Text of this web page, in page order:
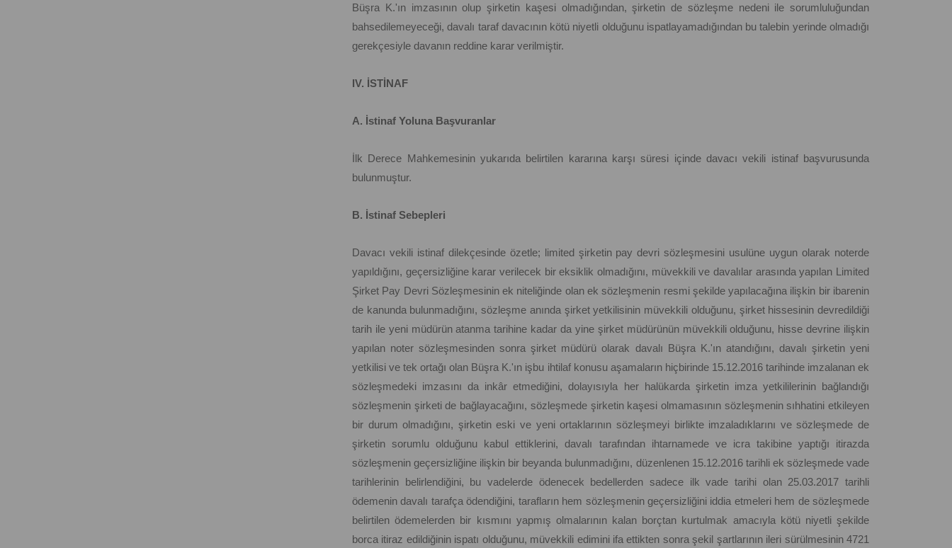
Büşra K.'ın imzasının olup şirketin kaşesi olmadığından, şirketin de sözleşme nedeni ile sorumluluğundan
bahsedilemeyeceği, davalı taraf davacının kötü niyetli olduğunu ispatlayamadığından bu talebin yerinde olmadığı
gerekçesiyle davanın reddine karar verilmiştir.
IV. İSTİNAF
A. İstinaf Yoluna Başvuranlar
İlk Derece Mahkemesinin yukarıda belirtilen kararına karşı süresi içinde davacı vekili istinaf başvurusunda
bulunmuştur.
B. İstinaf Sebepleri
Davacı vekili istinaf dilekçesinde özetle; limited şirketin pay devri sözleşmesini usulüne uygun olarak noterde
yapıldığını, geçersizliğine karar verilecek bir eksiklik olmadığını, müvekkili ve davalılar arasında yapılan Limited
Şirket Pay Devri Sözleşmesinin ek niteliğinde olan ek sözleşmenin resmi şekilde yapılacağına ilişkin bir ibarenin
de kanunda bulunmadığını, sözleşme anında şirket yetkilisinin müvekkili olduğunu, şirket hissesinin devredildiği
tarih ile yeni müdürün atanma tarihine kadar da yine şirket müdürünün müvekkili olduğunu, hisse devrine ilişkin
yapılan noter sözleşmesinden sonra şirket müdürü olarak davalı Büşra K.'ın atandığını, davalı şirketin yeni
yetkilisi ve tek ortağı olan Büşra K.'ın işbu ihtilaf konusu aşamaların hiçbirinde 15.12.2016 tarihinde imzalanan ek
sözleşmedeki imzasını da inkâr etmediğini, dolayısıyla her halükarda şirketin imza yetkililerinin bağlandığı
sözleşmenin şirketi de bağlayacağını, sözleşmede şirketin kaşesi olmamasının sözleşmenin sıhhatini etkileyen
bir durum olmadığını, şirketin eski ve yeni ortaklarının sözleşmeyi birlikte imzaladıklarını ve sözleşmede de
şirketin sorumlu olduğunu kabul ettiklerini, davalı tarafından ihtarnamede ve icra takibine yaptığı itirazda
sözleşmenin geçersizliğine ilişkin bir beyanda bulunmadığını, düzenlenen 15.12.2016 tarihli ek sözleşmede vade
tarihlerinin belirlendiğini, bu vadelerde ödenecek bedellerden sadece ilk vade tarihi olan 25.03.2017 tarihli
ödemenin davalı tarafça ödendiğini, tarafların hem sözleşmenin geçersizliğini iddia etmeleri hem de sözleşmede
belirtilen ödemelerden bir kısmını yapmış olmalarının kalan borçtan kurtulmak amacıyla kötü niyetli şekilde
borca itiraz edildiğinin ispatı olduğunu, müvekkili edimini ifa ettikten sonra şekil şartlarının ileri sürülmesinin 4721